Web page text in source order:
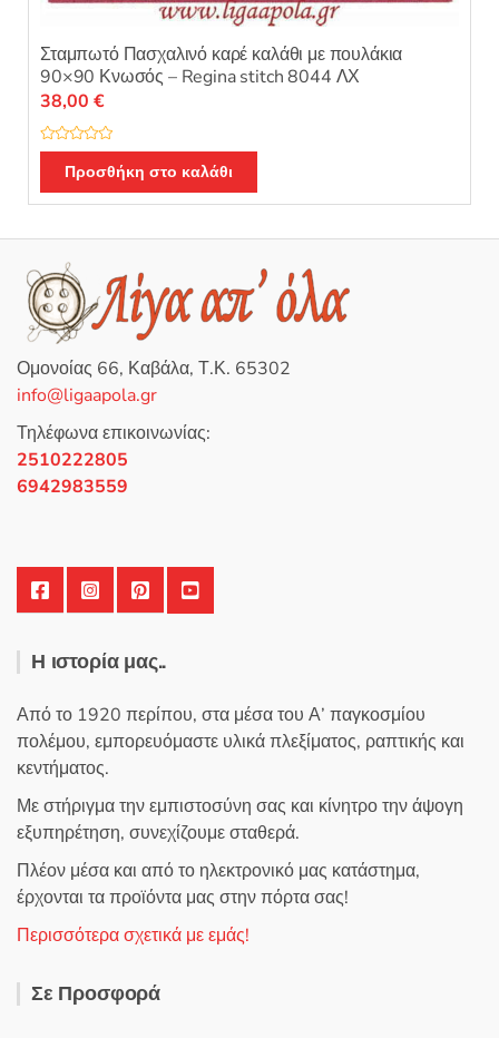
Σταμπωτό Πασχαλινό καρέ καλάθι με πουλάκια
90×90 Κνωσός – Regina stitch 8044 ΛΧ
Β
μ
ο
θ
η
κ
ε
μ
α
π
ό
5
38,00 €
Προσθήκη στο καλάθι
Ομονοίας 66, Καβάλα, Τ.Κ. 65302
info@ligaapola.gr
Τηλέφωνα επικοινωνίας:
2510222805
6942983559
Η ιστορία μας..
Από το 1920 περίπου, στα μέσα του Α’ παγκοσμίου
πολέμου, εμπορευόμαστε υλικά πλεξίματος, ραπτικής και
κεντήματος.
Με στήριγμα την εμπιστοσύνη σας και κίνητρο την άψογη
εξυπηρέτηση, συνεχίζουμε σταθερά.
Πλέον μέσα και από το ηλεκτρονικό μας κατάστημα,
έρχονται τα προϊόντα μας στην πόρτα σας!
Περισσότερα σχετικά με εμάς!
Σε Προσφορά